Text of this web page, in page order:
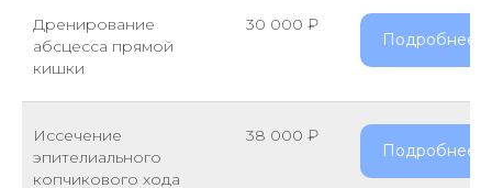
Дренирование
абсцесса прямой
кишки
30 000 ₽
Подробнее
Иссечение
эпителиального
копчикового хода
38 000 ₽
Подробнее